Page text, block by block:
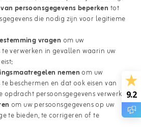
persoonsgegevens beperken tot
die nodig zijn voor legitieme
vragen om uw
te verwerken in gevallen waarin uw
nemenom uw
beschermen en dat ook eisen van
opdracht persoonsgegevens verwerken;
om uw persoonsgegevens op uw
te bieden, te corrigeren of te
9.2